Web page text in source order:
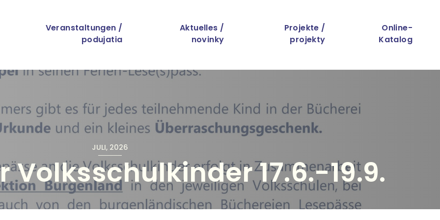
Veranstaltungen /
podujatia
Aktuelles /
novinky
Projekte /
projekty
Online-
Katalog
JULI, 2026
Volksschulkinder 17.6.-19.9.